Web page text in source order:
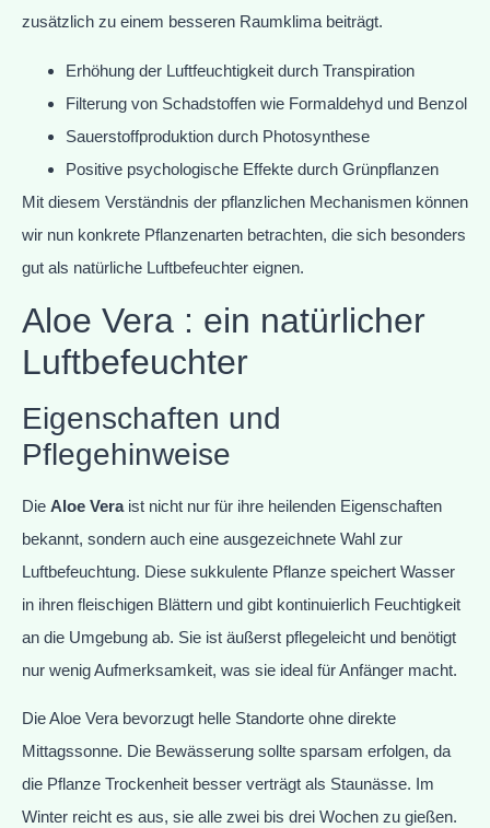
zusätzlich zu einem besseren Raumklima beiträgt.
Erhöhung der Luftfeuchtigkeit durch Transpiration
Filterung von Schadstoffen wie Formaldehyd und Benzol
Sauerstoffproduktion durch Photosynthese
Positive psychologische Effekte durch Grünpflanzen
Mit diesem Verständnis der pflanzlichen Mechanismen können
wir nun konkrete Pflanzenarten betrachten, die sich besonders
gut als natürliche Luftbefeuchter eignen.
Aloe Vera : ein natürlicher
Luftbefeuchter
Eigenschaften und
Pflegehinweise
Die Aloe Veraist nicht nur für ihre heilenden Eigenschaften
bekannt, sondern auch eine ausgezeichnete Wahl zur
Luftbefeuchtung. Diese sukkulente Pflanze speichert Wasser
in ihren fleischigen Blättern und gibt kontinuierlich Feuchtigkeit
an die Umgebung ab. Sie ist äußerst pflegeleicht und benötigt
nur wenig Aufmerksamkeit, was sie ideal für Anfänger macht.
Die Aloe Vera bevorzugt helle Standorte ohne direkte
Mittagssonne. Die Bewässerung sollte sparsam erfolgen, da
die Pflanze Trockenheit besser verträgt als Staunässe. Im
Winter reicht es aus, sie alle zwei bis drei Wochen zu gießen.